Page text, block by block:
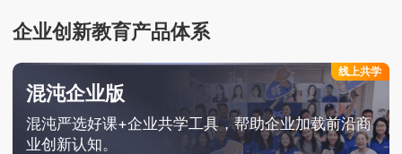
企业创新教育产品体系
线上共学
混沌企业版
混沌严选好课+企业共学工具，帮助企业加载前沿商
业创新认知。